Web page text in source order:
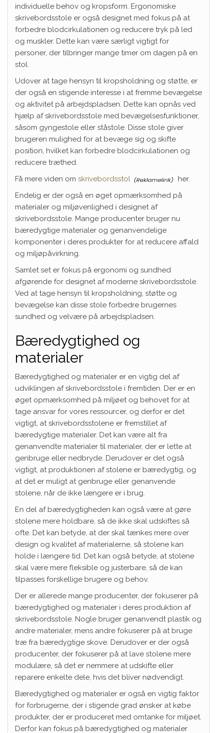
individuelle behov og kropsform. Ergonomiske
skrivebordsstole er også designet med fokus på at
forbedre blodcirkulationen og reducere tryk på led
og muskler. Dette kan være særligt vigtigt for
personer, der tilbringer mange timer om dagen på en
stol.
Udover at tage hensyn til kropsholdning og støtte, er
der også en stigende interesse i at fremme bevægelse
og aktivitet på arbejdspladsen. Dette kan opnås ved
hjælp af skrivebordsstole med bevægelsesfunktioner,
såsom gyngestole eller ståstole. Disse stole giver
brugeren mulighed for at bevæge sig og skifte
position, hvilket kan forbedre blodcirkulationen og
reducere træthed.
Få mere viden om skrivebordsstol
her.
Endelig er der også en øget opmærksomhed på
materialer og miljøvenlighed i designet af
skrivebordsstole. Mange producenter bruger nu
bæredygtige materialer og genanvendelige
komponenter i deres produkter for at reducere affald
og miljøpåvirkning.
Samlet set er fokus på ergonomi og sundhed
afgørende for designet af moderne skrivebordsstole.
Ved at tage hensyn til kropsholdning, støtte og
bevægelse kan disse stole forbedre brugernes
sundhed og velvære på arbejdspladsen.
Bæredygtighed og
materialer
Bæredygtighed og materialer er en vigtig del af
udviklingen af skrivebordsstole i fremtiden. Der er en
øget opmærksomhed på miljøet og behovet for at
tage ansvar for vores ressourcer, og derfor er det
vigtigt, at skrivebordsstolene er fremstillet af
bæredygtige materialer. Det kan være alt fra
genanvendte materialer til materialer, der er lette at
genbruge eller nedbryde. Derudover er det også
vigtigt, at produktionen af stolene er bæredygtig, og
at det er muligt at genbruge eller genanvende
stolene, når de ikke længere er i brug.
En del af bæredygtigheden kan også være at gøre
stolene mere holdbare, så de ikke skal udskiftes så
ofte. Det kan betyde, at der skal tænkes mere over
design og kvalitet af materialerne, så stolene kan
holde i længere tid. Det kan også betyde, at stolene
skal være mere fleksible og justerbare, så de kan
tilpasses forskellige brugere og behov.
Der er allerede mange producenter, der fokuserer på
bæredygtighed og materialer i deres produktion af
skrivebordsstole. Nogle bruger genanvendt plastik og
andre materialer, mens andre fokuserer på at bruge
træ fra bæredygtige skove. Derudover er der også
producenter, der fokuserer på at lave stolene mere
modulære, så det er nemmere at udskifte eller
reparere enkelte dele, hvis det bliver nødvendigt.
Bæredygtighed og materialer er også en vigtig faktor
for forbrugerne, der i stigende grad ønsker at købe
produkter, der er produceret med omtanke for miljøet.
Derfor kan fokus på bæredygtighed og materialer